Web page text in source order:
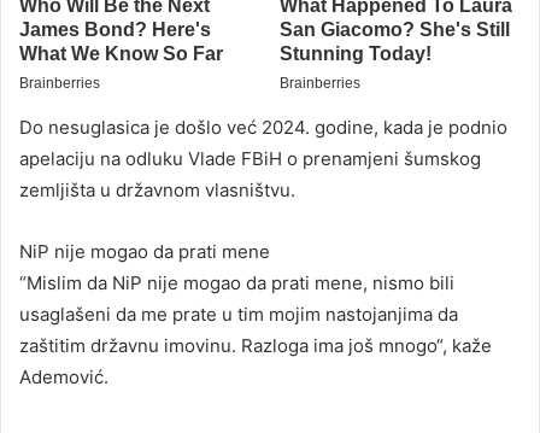
Do nesuglasica je došlo već 2024. godine, kada je podnio
apelaciju na odluku Vlade FBiH o prenamjeni šumskog
zemljišta u državnom vlasništvu.
NiP nije mogao da prati mene
“Mislim da NiP nije mogao da prati mene, nismo bili
usaglašeni da me prate u tim mojim nastojanjima da
zaštitim državnu imovinu. Razloga ima još mnogo“, kaže
Ademović.